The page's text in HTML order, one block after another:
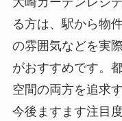
る方は、駅から物
の雰囲気などを実
がおすすめです。
空間の両方を追求
今後ますます注目